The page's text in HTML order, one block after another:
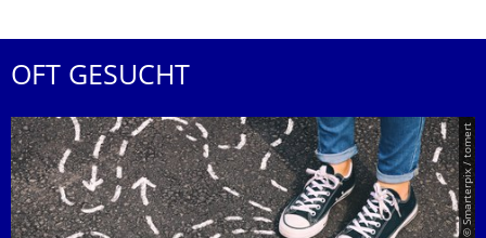
OFT GESUCHT
© Smarterpix / tomert